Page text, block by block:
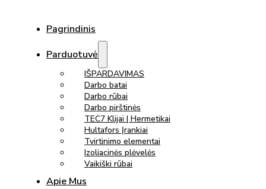
Pagrindinis
Parduotuvė
IŠPARDAVIMAS
Darbo batai
Darbo rūbai
Darbo pirštinės
TEC7 Klijai | Hermetikai
Hultafors Įrankiai
Tvirtinimo elementai
Izoliacinės plėvelės
Vaikiški rūbai
Apie Mus